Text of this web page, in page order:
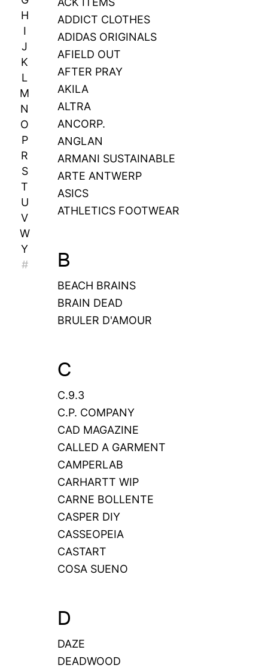
H
I
J
K
L
M
N
O
P
R
S
T
U
V
W
Y
#
ADDICT CLOTHES
ADIDAS ORIGINALS
AFIELD OUT
AFTER PRAY
AKILA
ALTRA
ANCORP.
ANGLAN
ARMANI SUSTAINABLE
ARTE ANTWERP
ASICS
ATHLETICS FOOTWEAR
B
BEACH BRAINS
BRAIN DEAD
BRULER D'AMOUR
C
C.9.3
C.P. COMPANY
CAD MAGAZINE
CALLED A GARMENT
CAMPERLAB
CARHARTT WIP
CARNE BOLLENTE
CASPER DIY
CASSEOPEIA
CASTART
COSA SUENO
D
DAZE
DEADWOOD